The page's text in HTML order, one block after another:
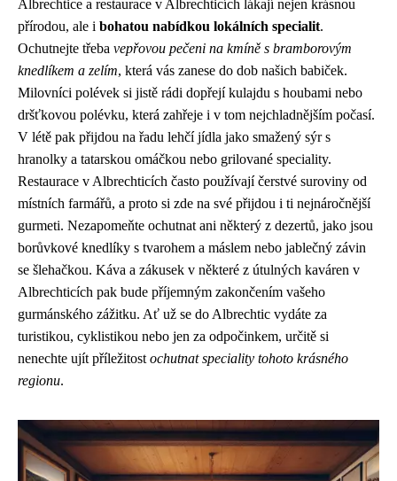
Albrechtice a restaurace v Albrechticích lákají nejen krásnou
přírodou, ale i bohatou nabídkou lokálních specialit.
Ochutnejte třeba vepřovou pečeni na kmíně s bramborovým
knedlíkem a zelím, která vás zanese do dob našich babiček.
Milovníci polévek si jistě rádi dopřejí kulajdu s houbami nebo
dršťkovou polévku, která zahřeje i v tom nejchladnějším počasí.
V létě pak přijdou na řadu lehčí jídla jako smažený sýr s
hranolky a tatarskou omáčkou nebo grilované speciality.
Restaurace v Albrechticích často používají čerstvé suroviny od
místních farmářů, a proto si zde na své přijdou i ti nejnáročnější
gurmeti. Nezapomeňte ochutnat ani některý z dezertů, jako jsou
borůvkové knedlíky s tvarohem a máslem nebo jablečný závin
se šlehačkou. Káva a zákusek v některé z útulných kaváren v
Albrechticích pak bude příjemným zakončením vašeho
gurmánského zážitku. Ať už se do Albrechtic vydáte za
turistikou, cyklistikou nebo jen za odpočinkem, určitě si
nenechte ujít příležitost ochutnat speciality tohoto krásného
regionu.